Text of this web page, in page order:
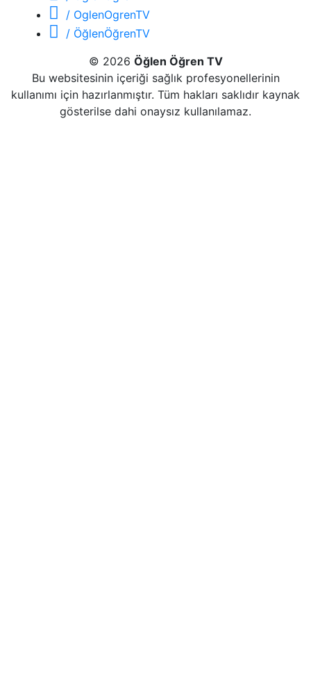
/ OglenOgrenTV
/ ÖğlenÖğrenTV
© 2026 Öğlen Öğren TV
Bu websitesinin içeriği sağlık profesyonellerinin
kullanımı için hazırlanmıştır. Tüm hakları saklıdır kaynak
gösterilse dahi onaysız kullanılamaz.